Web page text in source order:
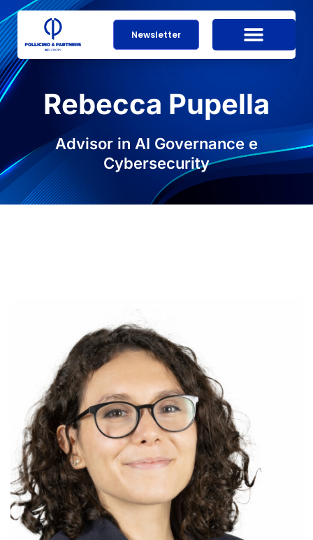
Newsletter
Rebecca Pupella
Advisor in AI Governance e
Cybersecurity